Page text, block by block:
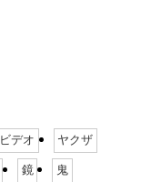
ビデオ ヤクザ
鏡 鬼